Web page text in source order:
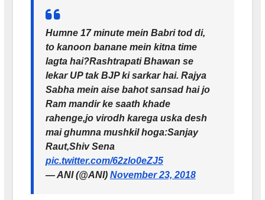
Humne 17 minute mein Babri tod di,
to kanoon banane mein kitna time
lagta hai?Rashtrapati Bhawan se
lekar UP tak BJP ki sarkar hai. Rajya
Sabha mein aise bahot sansad hai jo
Ram mandir ke saath khade
rahenge,jo virodh karega uska desh
mai ghumna mushkil hoga:Sanjay
Raut,Shiv Sena
pic.twitter.com/62zlo0eZJ5
— ANI (@ANI) November 23, 2018